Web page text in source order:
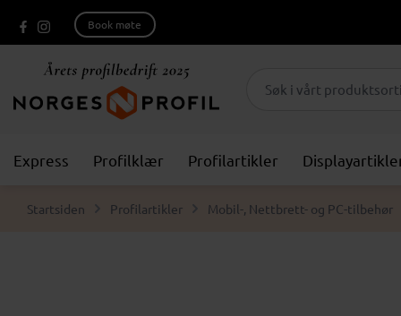
Book møte
Express Profilklær Profilartikler
Startsiden Profilartikler Mobil-, Nettbrett- og PC-tilbehør